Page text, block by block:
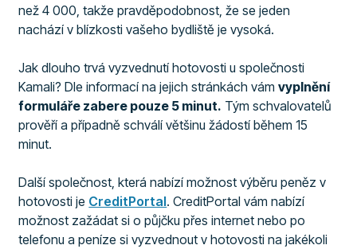
než 4 000, takže pravděpodobnost, že se jeden
nachází v blízkosti vašeho bydliště je vysoká.
Jak dlouho trvá vyzvednutí hotovosti u společnosti
Kamali? Dle informací na jejich stránkách vámvyplnění
formuláře zabere pouze 5 minut. Tým schvalovatelů
prověří a případně schválí většinu žádostí během 15
minut.
Další společnost, která nabízí možnost výběru peněz v
hotovosti je CreditPortal. CreditPortal vám nabízí
možnost zažádat si o půjčku přes internet nebo po
telefonu a peníze si vyzvednout v hotovosti na jakékoli